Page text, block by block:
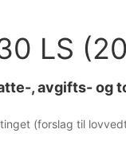
LS
, avgifts- og
(forslag til